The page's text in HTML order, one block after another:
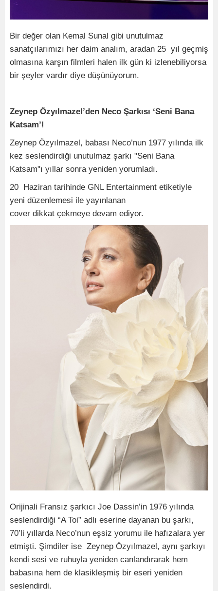
Bir değer olan Kemal Sunal gibi unutulmaz
sanatçılarımızı her daim analım, aradan 25 yıl geçmiş
olmasına karşın filmleri halen ilk gün ki izlenebiliyorsa
bir şeyler vardır diye düşünüyorum.
Zeynep Özyılmazel’den Neco Şarkısı ‘Seni Bana
Katsam’!
Zeynep Özyılmazel, babası Neco’nun 1977 yılında ilk
kez seslendirdiği unutulmaz şarkı "Seni Bana
Katsam"ı yıllar sonra yeniden yorumladı.
20 Haziran tarihinde GNL Entertainment etiketiyle
yeni düzenlemesi ile yayınlanan
cover dikkat çekmeye devam ediyor.
Orijinali Fransız şarkıcı Joe Dassin’in 1976 yılında
seslendirdiği “A Toi” adlı eserine dayanan bu şarkı,
70’li yıllarda Neco’nun eşsiz yorumu ile hafızalara yer
etmişti. Şimdiler ise Zeynep Özyılmazel, aynı şarkıyı
kendi sesi ve ruhuyla yeniden canlandırarak hem
babasına hem de klasikleşmiş bir eseri yeniden
seslendirdi.